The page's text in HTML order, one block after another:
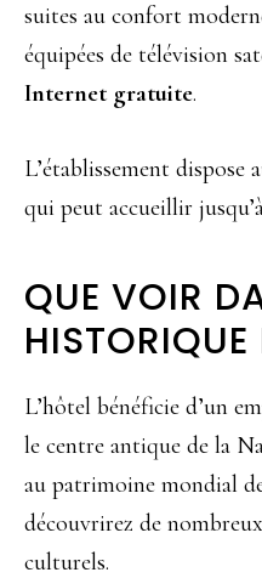
suites au confort
équipées de télévision
Internet gratuite.
L’établissement dispose
qui peut accueillir
QUE VOIR
HISTORIQUE
L’hôtel bénéficie d’un
le centre antique de la
au patrimoine mondial
découvrirez de
culturels.